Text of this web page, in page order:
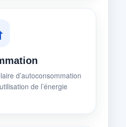
d’autoconsommation
de l’énergie